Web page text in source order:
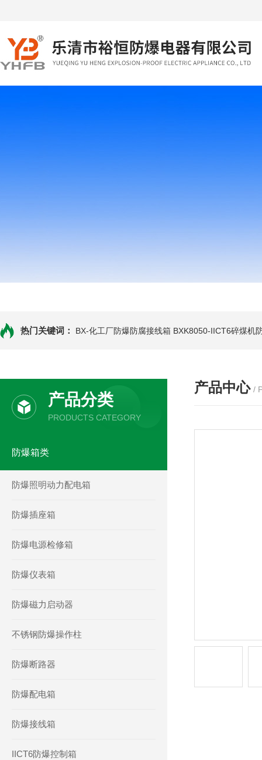
热门关键词： BX-化工厂防爆防腐接线箱 BXK8050-IICT6碎煤机
产品分类
PRODUCTS CATEGORY
防爆箱类
防爆照明动力配电箱
防爆插座箱
防爆电源检修箱
防爆仪表箱
防爆磁力启动器
不锈钢防爆操作柱
防爆断路器
防爆配电箱
防爆接线箱
IICT6防爆控制箱
产品中心 /